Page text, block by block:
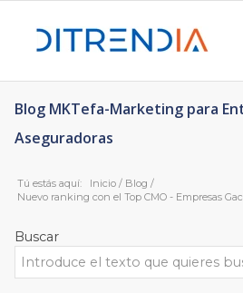
Blog MKTefa-Marketing para
Aseguradoras
Tú estás aquí: Inicio / Blog /
Nuevo ranking con el Top CMO - Empresas
Buscar